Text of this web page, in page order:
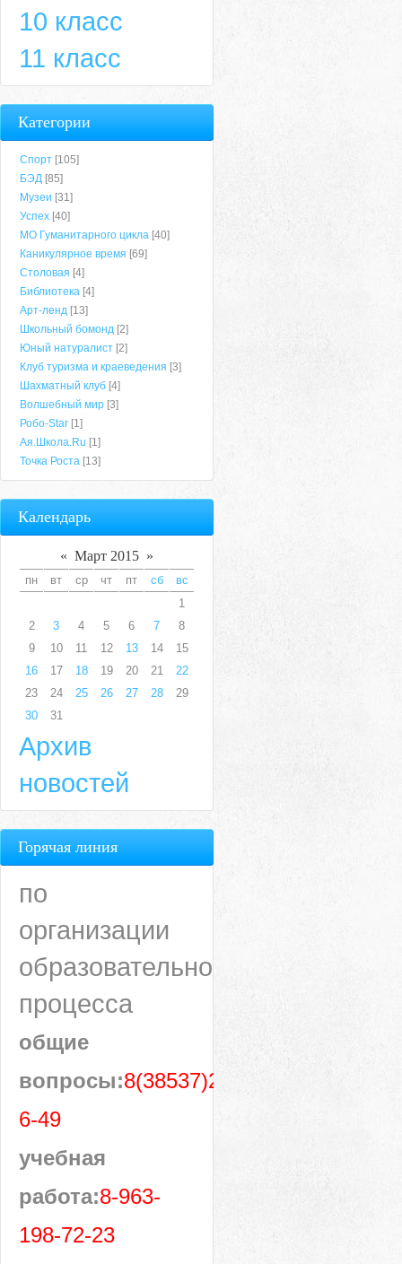
10 класс
11 класс
Категории
Спорт [105]
БЭД [85]
Музеи [31]
Успех [40]
МО Гуманитарного цикла [40]
Каникулярное время [69]
Столовая [4]
Библиотека [4]
Арт-ленд [13]
Школьный бомонд [2]
Юный натуралист [2]
Клуб туризма и краеведения [3]
Шахматный клуб [4]
Волшебный мир [3]
Робо-Star [1]
Ая.Школа.Ru [1]
Точка Роста [13]
Календарь
« Март 2015 »
пн вт ср чт пт сб
вс
1
2
3 4 5 6 7
8
9
10 11 12 13 14
15
16
17 18 19 20 21
22
23
24 25 26 27 28
29
30
31
Архив
новостей
Горячая линия
по
организации
образовательного
процесса
общие
вопросы:8(38537)28-
6-49
учебная
работа:8-963-
198-72-23